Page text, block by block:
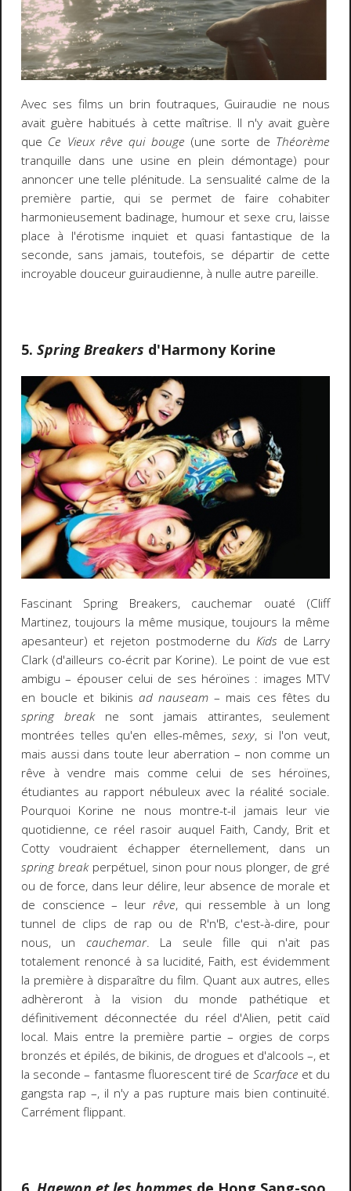
Avec ses films un brin foutraques, Guiraudie ne nous
avait guère habitués à cette maîtrise. Il n'y avait guère
que Ce Vieux rêve qui bouge (une sorte de Théorème
tranquille dans une usine en plein démontage) pour
annoncer une telle plénitude. La sensualité calme de la
première partie, qui se permet de faire cohabiter
harmonieusement badinage, humour et sexe cru, laisse
place à l'érotisme inquiet et quasi fantastique de la
seconde, sans jamais, toutefois, se départir de cette
incroyable douceur guiraudienne, à nulle autre pareille.
5. Spring Breakers d'Harmony Korine
Fascinant Spring Breakers, cauchemar ouaté (Cliff
Martinez, toujours la même musique, toujours la même
apesanteur) et rejeton postmoderne du Kids de Larry
Clark (d'ailleurs co-écrit par Korine). Le point de vue est
ambigu – épouser celui de ses héroïnes : images MTV
en boucle et bikinis ad nauseam – mais ces fêtes du
spring breakne sont jamais attirantes, seulement
montrées telles qu'en elles-mêmes,sexy, si l'on veut,
mais aussi dans toute leur aberration – non comme un
rêve à vendre mais comme celui de ses héroïnes,
étudiantes au rapport nébuleux avec la réalité sociale.
Pourquoi Korine ne nous montre-t-il jamais leur vie
quotidienne, ce réel rasoir auquel Faith, Candy, Brit et
Cotty voudraient échapper éternellement, dans un
spring breakperpétuel, sinon pour nous plonger, de gré
ou de force, dans leur délire, leur absence de morale et
de conscience – leurrêve, qui ressemble à un long
tunnel de clips de rap ou de R'n'B, c'est-à-dire, pour
nous, un cauchemar. La seule fille qui n'ait pas
totalement renoncé à sa lucidité, Faith, est évidemment
la première à disparaître du film. Quant aux autres, elles
adhèreront à la vision du monde pathétique et
définitivement déconnectée du réel d'Alien, petit caïd
local. Mais entre la première partie – orgies de corps
bronzés et épilés, de bikinis, de drogues et d'alcools –, et
la seconde – fantasme fluorescent tiré de Scarface et du
gangsta rap –, il n'y a pas rupture mais bien continuité.
Carrément flippant.